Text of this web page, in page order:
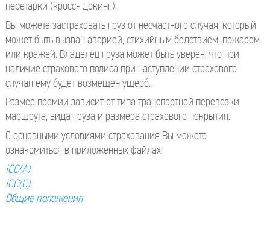
перетарки (кросс- докинг).
Вы можете застраховать груз от несчастного случая, который
может быть вызван аварией, стихийным бедствием, пожаром
или кражей. Владелец груза может быть уверен, что при
наличие страхового полиса при наступлении страхового
случая ему будет возмещён ущерб.
Размер премии зависит от типа транспортной перевозки,
маршрута, вида груза и размера страхового покрытия.
С основными условиями страхования Вы можете
ознакомиться в приложенных файлах:
ICC(A)
ICC(C)
Общие положения